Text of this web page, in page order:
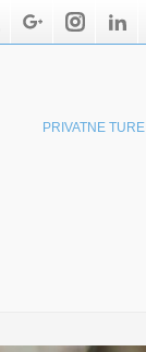
PRIVATNE TURE